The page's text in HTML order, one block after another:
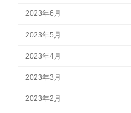
2023年6月
2023年5月
2023年4月
2023年3月
2023年2月